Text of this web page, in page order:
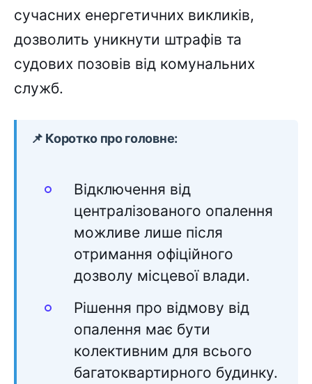
сучасних енергетичних викликів,
дозволить уникнути штрафів та
судових позовів від комунальних
служб.
📌 Коротко про головне:
Відключення від
централізованого опалення
можливе лише після
отримання офіційного
дозволу місцевої влади.
Рішення про відмову від
опалення має бути
колективним для всього
багатоквартирного будинку.